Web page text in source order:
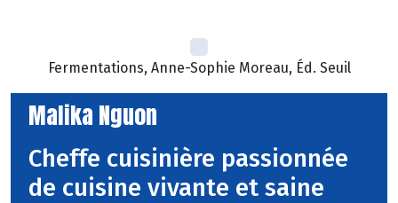
Fermentations, Anne-Sophie Moreau, Éd. Seuil
Malika Nguon
Cheffe cuisinière passionnée
de cuisine vivante et saine